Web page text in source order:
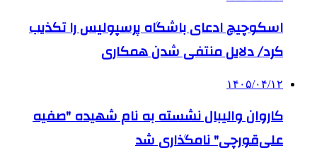
اسکوچیچ ادعای باشگاه پرسپولیس را تکذیب
کرد/ دلایل منتفی شدن همکاری
۱۴۰۵/۰۴/۱۲
کاروان والیبال نشسته به نام شهیده "صفیه
علی‌قورچی" نامگذاری شد